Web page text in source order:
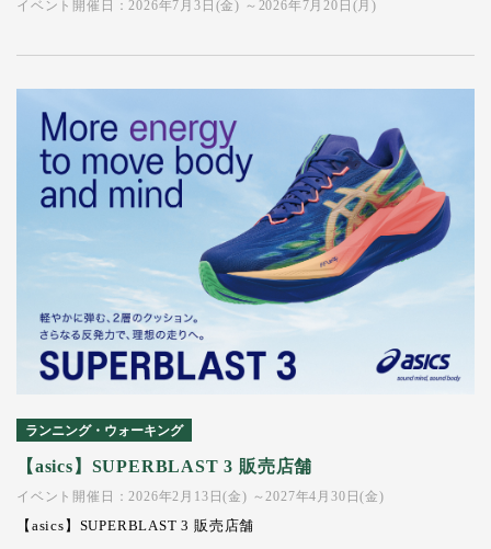
イベント開催日：2026年7月3日(金) ～2026年7月20日(月)
ランニング・ウォーキング
【asics】SUPERBLAST 3 販売店舗
イベント開催日：2026年2月13日(金) ～2027年4月30日(金)
【asics】SUPERBLAST 3 販売店舗